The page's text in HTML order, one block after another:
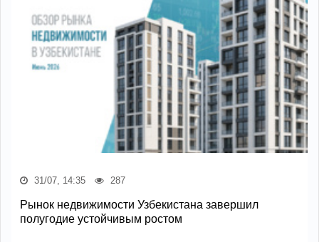
31/07, 14:35 287
Рынок недвижимости Узбекистана завершил
полугодие устойчивым ростом